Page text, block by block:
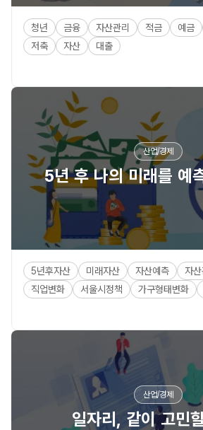
청년 금융 자산관리 적금 예금
저축
자산 대출
산업/경제
5년 후 나의 미래를 예
5년후자산 미래자산 자산예측 자산
직업변화
서울시정책 가구형태변화
산업/경제
일자리, 같이 고민